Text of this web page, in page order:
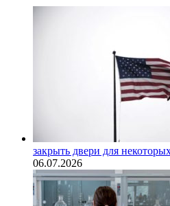
закрыть двери для
06.07.2026